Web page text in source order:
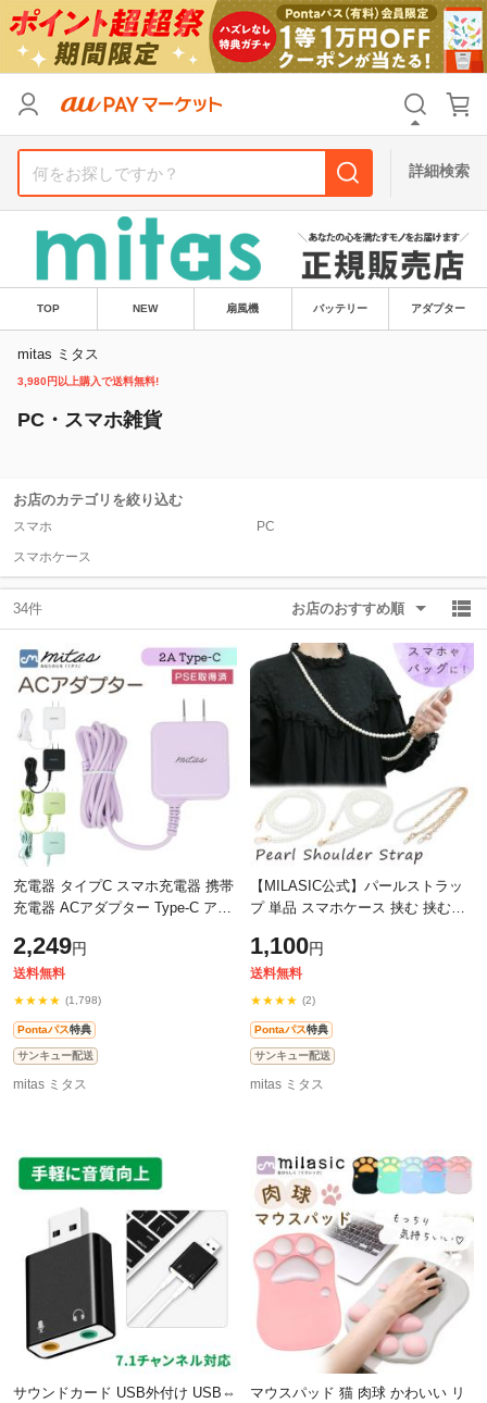
詳細検索
TOP NEW 扇風機 バッテリー アダプター
mitas ミタス
3,980円以上購入で送料無料!
PC・スマホ雑貨
お店のカテゴリを絞り込む
スマホ
PC
スマホケース
34件 お店のおすすめ順
充電器 タイプC スマホ充電器 携帯
充電器 ACアダプター Type-C アン
携帯電話 充電器 最大2A 一体型 く
2,249円
送料無料
★★★★ (1,798)
Pontaパス特典
サンキュー配送
mitas ミタス
【MILASIC公式】パールストラッ
プ 単品 スマホケース 挟む 挟むだ
ストラップ ショルダー 肩掛け 携
帯 ス
1,100円
送料無料
★★★★ (2)
Pontaパス特典
サンキュー配送
mitas ミタス
サウンドカード USB外付け USB⇔
マウスパッド 猫 肉球 かわいい リ
支払い方法
その他の条件
送料無料 タイムセール
Pontaパス特典対象すべて
リセット
支払い方法
その他の条件
送料無料 タイムセール
Pontaパス特典対象すべて